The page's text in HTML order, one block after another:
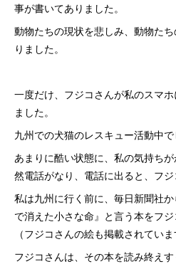
事が書いてありました。
動物たちの現状を悲しみ、動物た
りました。
一度だけ、フジコさんが私のスマ
ました。
九州での犬猫のレスキュー活動中で
あまりに酷い状態に、私の気持ち
然電話がなり、電話に出ると、フジ
私は九州に行く前に、毎日新聞社
で消えた小さな命』と言う本をフジ
（フジコさんの絵も掲載されていま
フジコさんは、その本を読み終え